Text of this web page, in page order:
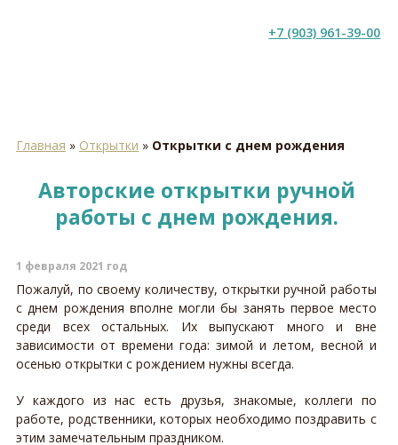
+7 (903) 961-39-00
Главная » Открытки » Открытки с днем рождения
Авторские открытки ручной
работы с днем рождения.
1 февраля 2021 год
Пожалуй, по своему количеству, открытки ручной работы
с днем рождения вполне могли бы занять первое место
среди всех остальных. Их выпускают много и вне
зависимости от времени года: зимой и летом, весной и
осенью открытки с рождением нужны всегда.
У каждого из нас есть друзья, знакомые, коллеги по
работе, родственники, которых необходимо поздравить с
этим замечательным праздником.